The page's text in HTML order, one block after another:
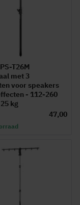
T26M
met 3
voor speakers
- 112-260
kg
47,00